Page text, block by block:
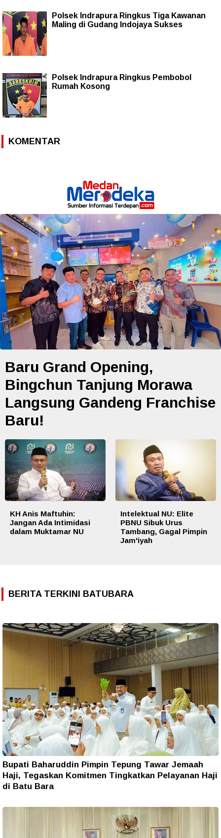
Polsek Indrapura Ringkus Tiga Kawanan
Maling di Gudang Indojaya Sukses
Polsek Indrapura Ringkus Pembobol
Rumah Kosong
KOMENTAR
Baru Grand Opening,
Bingchun Tanjung Morawa
Langsung Gandeng Franchise
Baru!
KH Anis Maftuhin:
Jangan Ada Intimidasi
dalam Muktamar NU
Intelektual NU: Elite
PBNU Sibuk Urus
Tambang, Gagal Pimpin
Jam'iyah
BERITA TERKINI BATUBARA
Bupati Baharuddin Pimpin Tepung Tawar Jemaah
Haji, Tegaskan Komitmen Tingkatkan Pelayanan Haji
di Batu Bara